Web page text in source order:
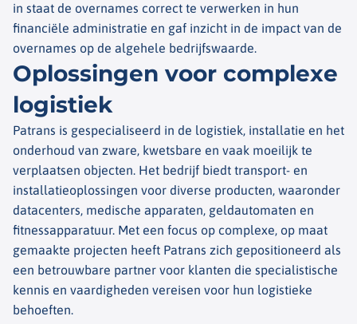
in staat de overnames correct te verwerken in hun
financiële administratie en gaf inzicht in de impact van de
overnames op de algehele bedrijfswaarde.
Oplossingen voor complexe
logistiek
Patrans is gespecialiseerd in de logistiek, installatie en het
onderhoud van zware, kwetsbare en vaak moeilijk te
verplaatsen objecten. Het bedrijf biedt transport- en
installatieoplossingen voor diverse producten, waaronder
datacenters, medische apparaten, geldautomaten en
fitnessapparatuur. Met een focus op complexe, op maat
gemaakte projecten heeft Patrans zich gepositioneerd als
een betrouwbare partner voor klanten die specialistische
kennis en vaardigheden vereisen voor hun logistieke
behoeften.